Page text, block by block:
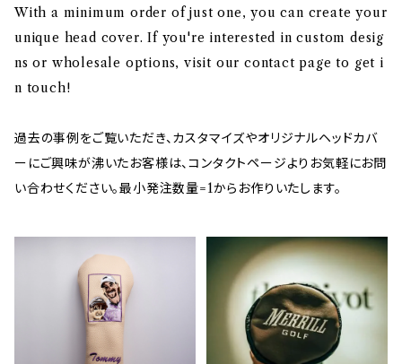
With a minimum order of just one, you can create your
unique head cover. If you're interested in custom desig
ns or wholesale options, visit our contact page to get i
n touch!
過去の事例をご覧いただき、カスタマイズやオリジナルヘッドカバ
ーにご興味が沸いたお客様は、コンタクトページよりお気軽にお問
い合わせください。最小発注数量=1からお作りいたします。